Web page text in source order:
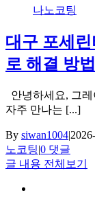
나노코팅
대구 포세
로 해결 방
안녕하세요, 그
자주 만나는 [...]
By siwan1004|
노코팅|0 댓글
글 내용 전체보기